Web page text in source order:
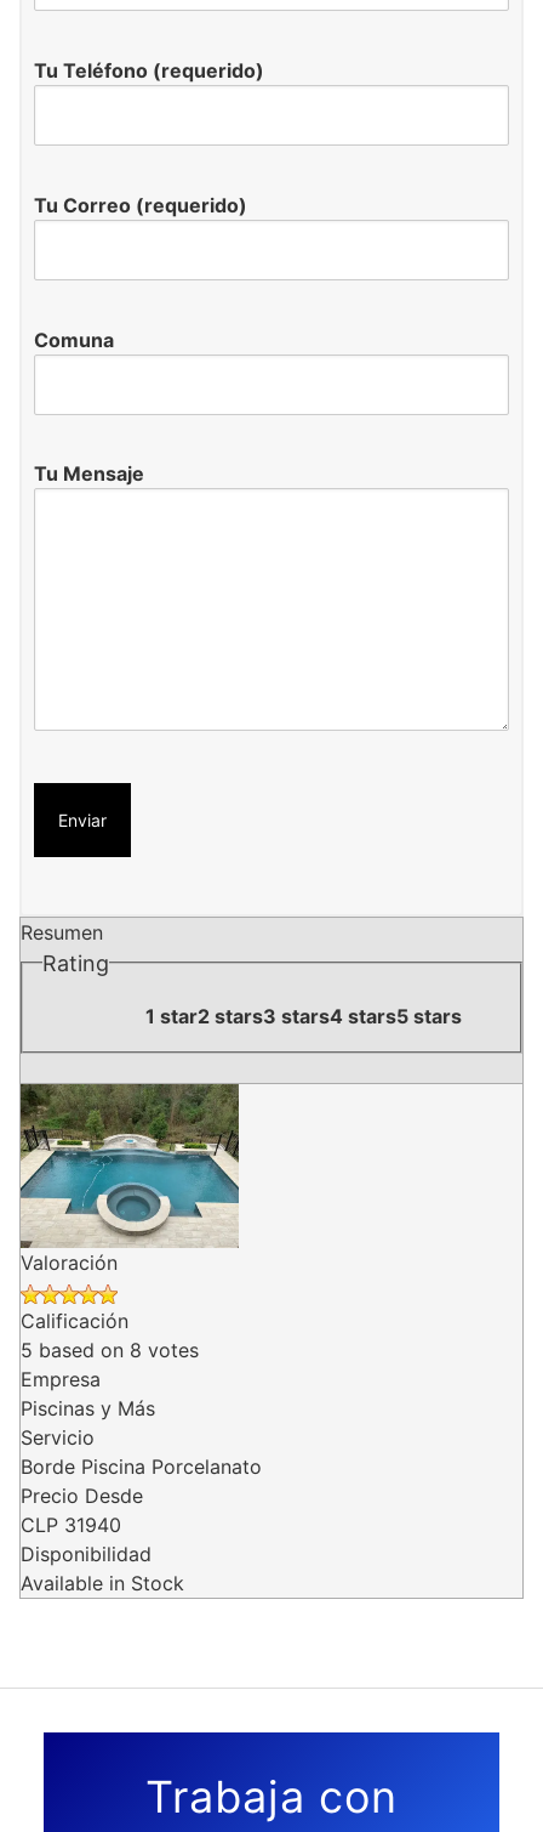
Tu Teléfono (requerido)
Tu Correo (requerido)
Comuna
Tu Mensaje
Resumen
Rating
1 star2 stars3 stars4 stars5 stars
Valoración
Calificación
5 based on 8 votes
Empresa
Piscinas y Más
Servicio
Borde Piscina Porcelanato
Precio Desde
CLP 31940
Disponibilidad
Available in Stock
Trabaja con